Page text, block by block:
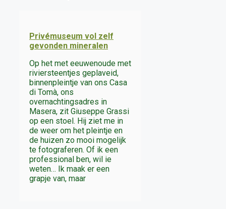
Privémuseum vol zelf
gevonden mineralen
Op het met eeuwenoude met
riviersteentjes geplaveid,
binnenpleintje van ons Casa
di Tomà, ons
overnachtingsadres in
Masera, zit Giuseppe Grassi
op een stoel. Hij ziet me in
de weer om het pleintje en
de huizen zo mooi mogelijk
te fotograferen. Of ik een
professional ben, wil ie
weten… Ik maak er een
grapje van, maar